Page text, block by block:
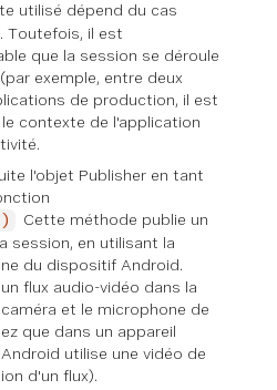
utilisé dépend du cas
Toutefois, il est
que la session se déroule
exemple, entre deux
de production, il est
contexte de l'application
l'objet Publisher en tant
Cette méthode publie un
session, en utilisant la
du dispositif Android.
flux audio-vidéo dans la
et le microphone de
que dans un appareil
utilise une vidéo de
d'un flux).